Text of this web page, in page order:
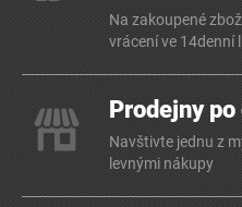
Na zakoupené
vrácení ve 14denní
Prodejny
Navštivte jednu z
levnými nákupy